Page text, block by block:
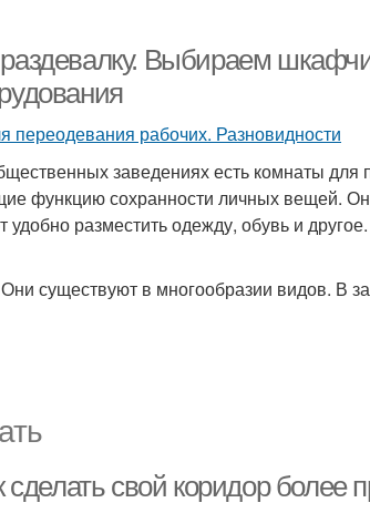
Выбираем
заведениях есть комнаты для
функцию сохранности личных вещей.
разместить одежду, обувь и другое.
существуют в многообразии видов. В
свой коридор более